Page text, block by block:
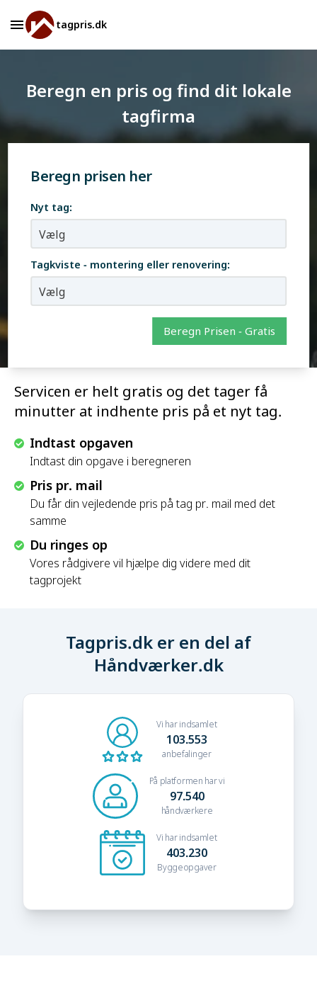
tagpris.dk
Beregn en pris og find dit lokale
tagfirma
Servicen er helt gratis og det tager få
minutter at indhente pris på et nyt tag.
Indtast opgaven
Indtast din opgave i beregneren
Pris pr. mail
Du får din vejledende pris på tag pr. mail med det
samme
Du ringes op
Vores rådgivere vil hjælpe dig videre med dit
tagprojekt
Beregn prisen her
Nyt tag:
Tagkviste - montering eller renovering:
Beregn Prisen - Gratis
Tagpris.dk er en del af
Håndværker.dk
Vi har indsamlet
103.553
anbefalinger
På platformen har vi
97.540
håndværkere
Vi har indsamlet
403.230
Byggeopgaver